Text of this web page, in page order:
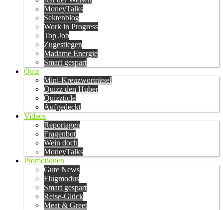
MoneyTalks
Sektenblog
Work in Progress
Top Job
Zugestiegen
Madame Energie
Smart gespart
Quiz
Mini-Kreuzworträtsel
Quizz den Huber
Quizzticle
Aufgedeckt
Videos
Reportagen
Fragenbot
Wein doch
MoneyTalks
Promotionen
Gute News
Flugmodus
Smart gespart
Reise-Glück
Meat & Greet